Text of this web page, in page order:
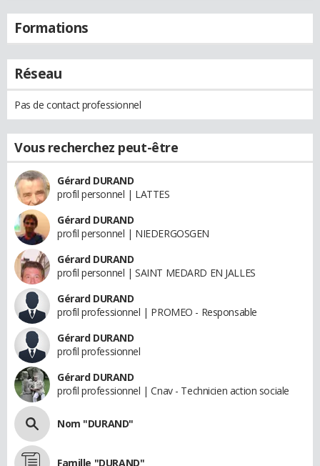
Formations
Réseau
Pas de contact professionnel
Vous recherchez peut-être
Gérard DURAND
profil personnel | LATTES
Gérard DURAND
profil personnel | NIEDERGOSGEN
Gérard DURAND
profil personnel | SAINT MEDARD EN JALLES
Gérard DURAND
profil professionnel | PROMEO - Responsable
Gérard DURAND
profil professionnel
Gérard DURAND
profil professionnel | Cnav - Technicien action sociale
Nom "DURAND"
Famille "DURAND"